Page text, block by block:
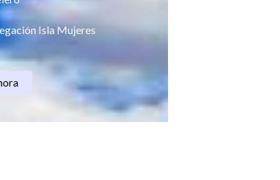
Isla Mujeres